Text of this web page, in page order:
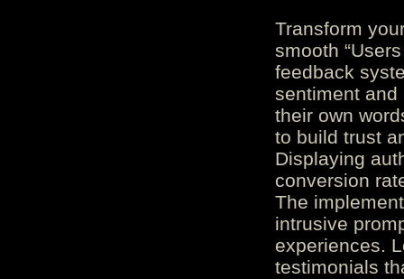
Transform
smooth
feedback
sentiment and
their own
to build trust
Displaying
conversion
The
intrusive
experiences.
testimonials